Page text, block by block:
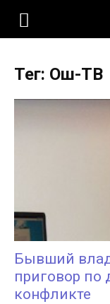
KLOOP.KG
Тег: Ош-ТВ
Бывший
приговор по
конфликте